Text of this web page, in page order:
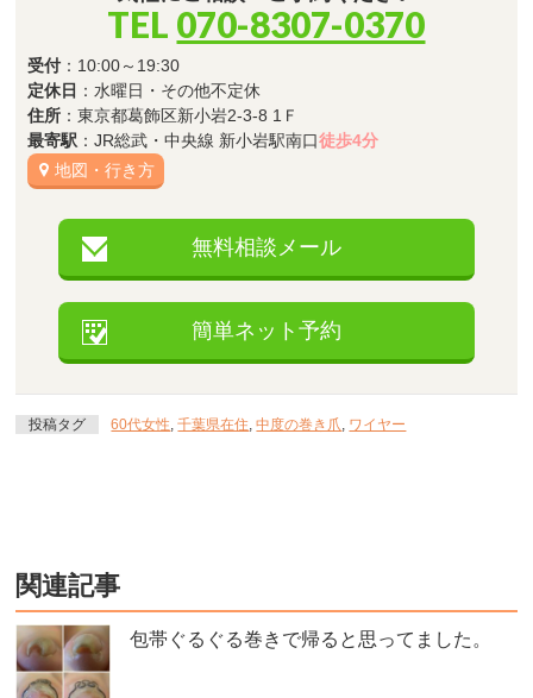
TEL 070-8307-0370
受付 ：10:00～19:30
定休日 ：水曜日・その他不定休
住所 ：東京都葛飾区新小岩2-3-8 1Ｆ
最寄駅 ：JR総武・中央線 新小岩駅南口徒歩4分
地図・行き方
無料相談メール
簡単ネット予約
投稿タグ 60代女性 ,千葉県在住 ,中度の巻き爪 ワイヤー
関連記事
包帯ぐるぐる巻きで帰ると思ってました。